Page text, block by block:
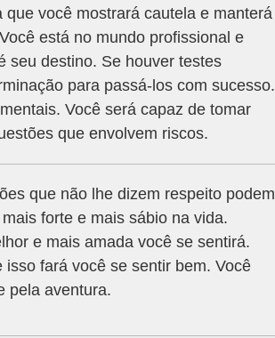
você mostrará cautela e manterá
está no mundo profissional e
seu destino. Se houver testes
para passá-los com sucesso.
Você será capaz de tomar
que envolvem riscos.
que não lhe dizem respeito podem
forte e mais sábio na vida.
e mais amada você se sentirá.
fará você se sentir bem. Você
pela aventura.